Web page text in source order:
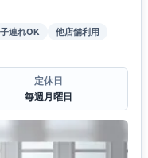
子連れOK
他店舗利用
定休日
毎週月曜日